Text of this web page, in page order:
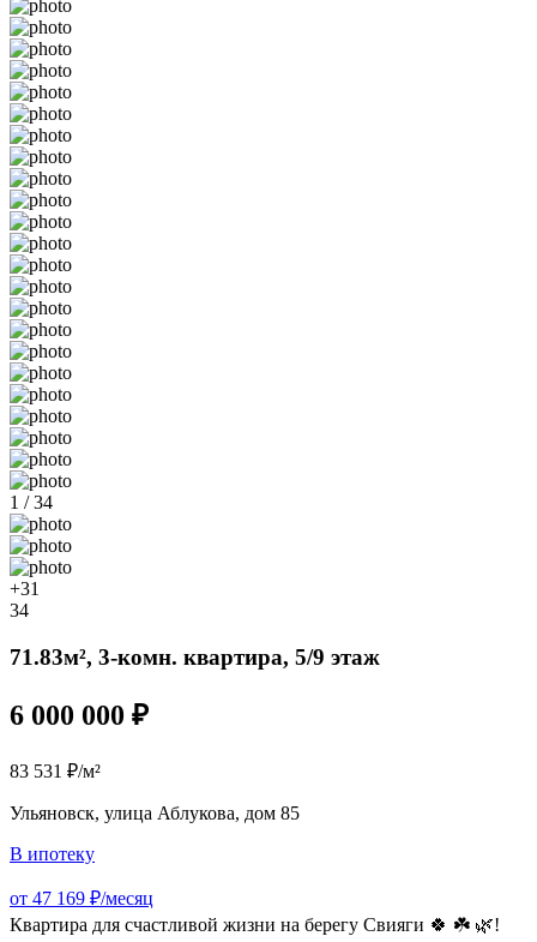
1 / 34
+31
34
71.83м², 3-комн. квартира, 5/9 этаж
6 000 000 ₽
83 531 ₽/м²
Ульяновск, улица Аблукова, дом 85
В ипотеку
от 47 169 ₽/месяц
Квартира для счастливой жизни на берегу Свияги 🍀 ☘️ 🌿!